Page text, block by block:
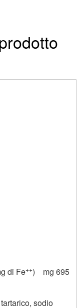
di Fe++) mg 695
sodio